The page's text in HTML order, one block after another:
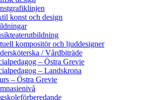
konst och design
kompositör och ljuddesigner
/ Vårdbiträde
– Östra Grevie
– Landskrona
– Östra Grevie